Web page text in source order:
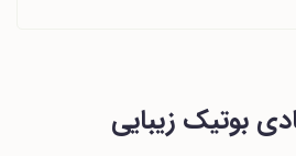
بوتیک زیبایی